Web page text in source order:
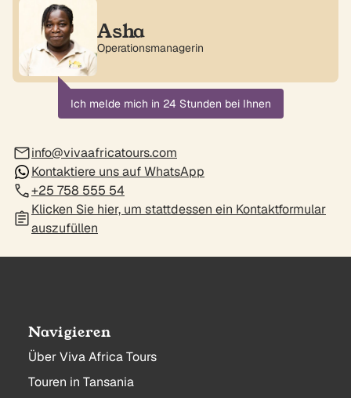
Asha
Operationsmanagerin
Ich melde mich in 24 Stunden bei Ihnen
info@vivaafricatours.com
Kontaktiere uns auf WhatsApp
+25 758 555 54
Klicken Sie hier, um stattdessen ein Kontaktformular
auszufüllen
Navigieren
Über Viva Africa Tours
Touren in Tansania